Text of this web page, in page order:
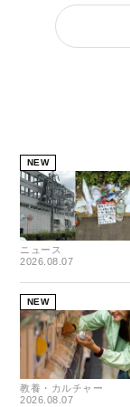
NEW
ニュース
2026.08.07
NEW
教養・カルチャー
2026.08.07